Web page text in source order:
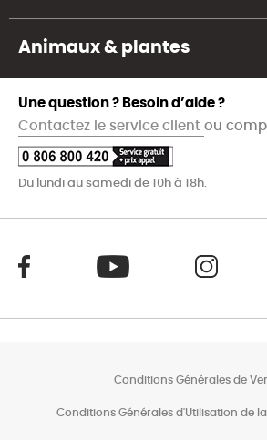
Animaux & plantes
Une question ? Besoin d’aide ?
Contactez le service client ou
Du lundi au samedi de 10h à 18h.
Conditions Générales de
Conditions Générales d'Utilisation de